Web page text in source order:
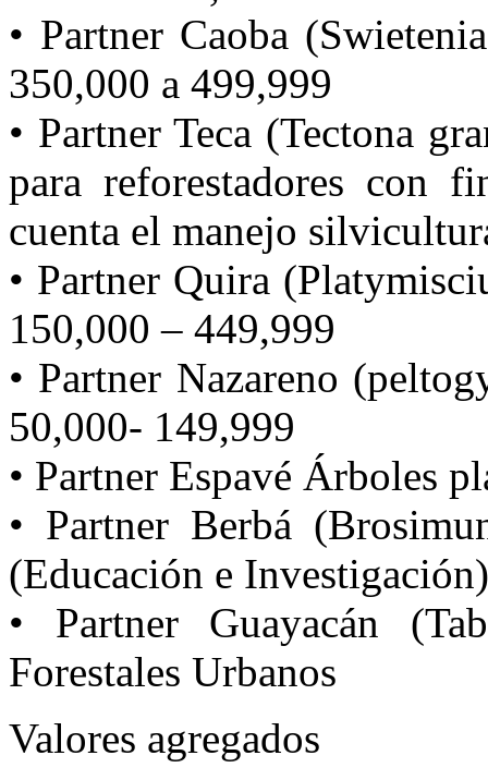
• Partner Caoba
350,000 a 499,999
• Partner Teca (Tectona
para reforestadores con
cuenta el manejo
• Partner Quira
150,000 – 449,999
• Partner Nazareno
50,000- 149,999
• Partner Espavé Árboles
• Partner Berbá
(Educación e Investigación)
• Partner Guayacán
Forestales Urbanos
Valores agregados